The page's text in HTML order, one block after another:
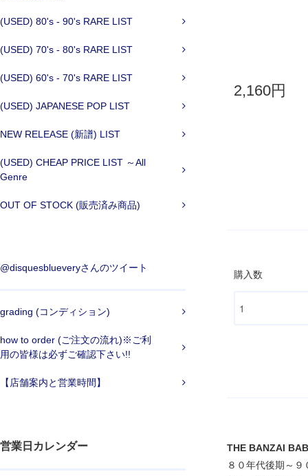
(USED) 80's - 90's RARE LIST
(USED) 70's - 80's RARE LIST
(USED) 60's - 70's RARE LIST
(USED) JAPANESE POP LIST
NEW RELEASE (新譜) LIST
(USED) CHEAP PRICE LIST ～All
Genre
OUT OF STOCK (販売済み商品)
@disquesblueveryさんのツイート
grading (コンディション)
how to order (ご注文の流れ)※ご利
用の皆様は必ずご確認下さい!!
【店舗案内と営業時間】
営業日カレンダー
2,160円
購入数
THE BANZAI
８０年代後期～